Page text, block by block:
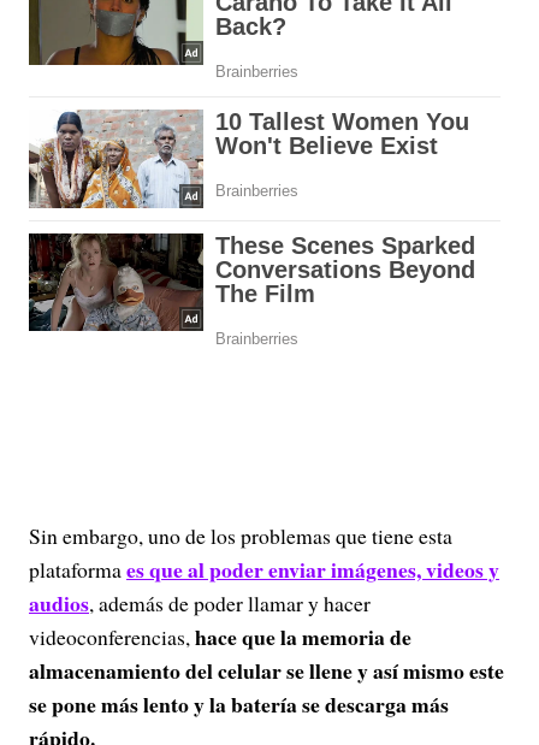
Sin embargo, uno de los problemas que tiene esta
plataformaes que al poder enviar imágenes, videos y
audios, además de poder llamar y hacer
videoconferencias,hace que la memoria de
almacenamiento del celular se llene y así mismo este
se pone más lento y la batería se descarga más
rápido.